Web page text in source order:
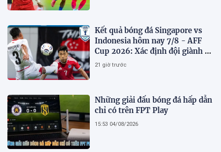
Kết quả bóng đá Singapore vs
Indonesia hôm nay 7/8 - AFF
Cup 2026: Xác định đội giành vé
Bán kết
21 giờ trước
Những giải đấu bóng đá hấp dẫn
chỉ có trên FPT Play
15:53 04/08/2026